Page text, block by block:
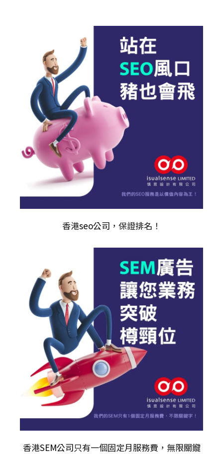
香港seo公司 ，保證排名！
香港SEM公司只有一個固定月服務費，無限關𨫡